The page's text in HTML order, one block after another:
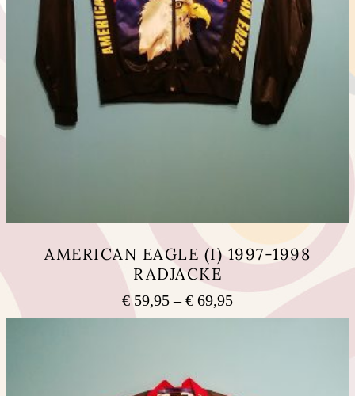
AMERICAN EAGLE (I) 1997-1998
RADJACKE
€59,95 –€ 69,95Preisspanne:
€ 59,95
Varianten